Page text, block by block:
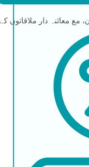
مع معائنہ دار ملاقاتوں